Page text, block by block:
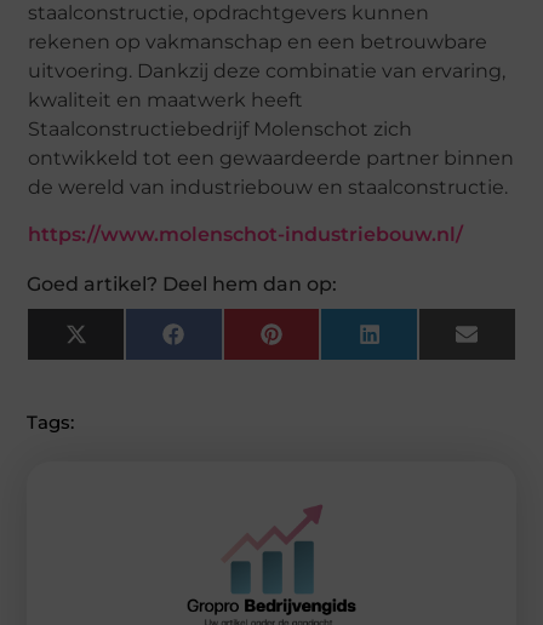
staalconstructie, opdrachtgevers kunnen
rekenen op vakmanschap en een betrouwbare
uitvoering. Dankzij deze combinatie van ervaring,
kwaliteit en maatwerk heeft
Staalconstructiebedrijf Molenschot zich
ontwikkeld tot een gewaardeerde partner binnen
de wereld van industriebouw en staalconstructie.
https://www.molenschot-industriebouw.nl/
Goed artikel? Deel hem dan op:
X
(Twitter)
FacebookPinterest LinkedIn Email
Tags: